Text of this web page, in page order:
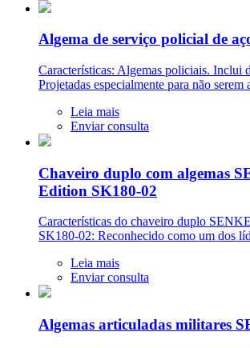
Algema de serviço policial de
Características: Algemas policiais. Inclui
Projetadas especialmente para não serem
Leia mais
Enviar consulta
Chaveiro duplo com algemas
Edition SK180-02
Características do chaveiro duplo
SK180-02: Reconhecido como um dos
Leia mais
Enviar consulta
Algemas articuladas militares